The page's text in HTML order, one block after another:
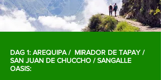
DAG 1: AREQUIPA / MIRADOR DE TAPAY /
SAN JUAN DE CHUCCHO / SANGALLE
OASIS: